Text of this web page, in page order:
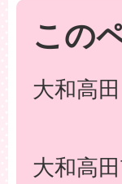
この
大和高
大和高